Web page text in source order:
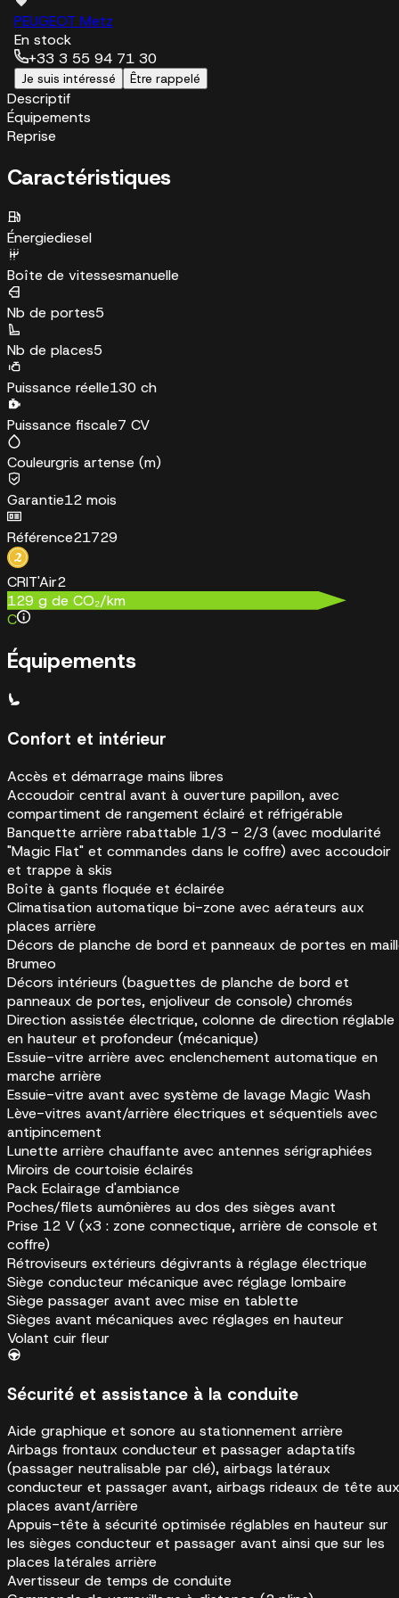
PEUGEOT Metz
En stock
+33 3 55 94 71 30
Je suis intéressé Être rappelé
Descriptif
Équipements
Reprise
Caractéristiques
Énergiediesel
Boîte de vitessesmanuelle
Nb de portes5
Nb de places5
Puissance réelle130 ch
Puissance fiscale7 CV
Couleurgris artense (m)
Garantie12 mois
Référence21729
CRIT'Air2
129 g de CO₂/km
C
Équipements
Confort et intérieur
Accès et démarrage mains libres
Accoudoir central avant à ouverture papillon, avec
compartiment de rangement éclairé et réfrigérable
Banquette arrière rabattable 1/3 - 2/3 (avec modularité
"Magic Flat" et commandes dans le coffre) avec accoudoir
et trappe à skis
Boîte à gants floquée et éclairée
Climatisation automatique bi-zone avec aérateurs aux
places arrière
Décors de planche de bord et panneaux de portes en
Brumeo
Décors intérieurs (baguettes de planche de bord et
panneaux de portes, enjoliveur de console) chromés
Direction assistée électrique, colonne de direction réglable
en hauteur et profondeur (mécanique)
Essuie-vitre arrière avec enclenchement automatique en
marche arrière
Essuie-vitre avant avec système de lavage Magic Wash
Lève-vitres avant/arrière électriques et séquentiels avec
antipincement
Lunette arrière chauffante avec antennes sérigraphiées
Miroirs de courtoisie éclairés
Pack Eclairage d'ambiance
Poches/filets aumônières au dos des sièges avant
Prise 12 V (x3 : zone connectique, arrière de console et
coffre)
Rétroviseurs extérieurs dégivrants à réglage électrique
Siège conducteur mécanique avec réglage lombaire
Siège passager avant avec mise en tablette
Sièges avant mécaniques avec réglages en hauteur
Volant cuir fleur
Sécurité et assistance à la conduite
Aide graphique et sonore au stationnement arrière
Airbags frontaux conducteur et passager adaptatifs
(passager neutralisable par clé), airbags latéraux
conducteur et passager avant, airbags rideaux de tête aux
places avant/arrière
Appuis-tête à sécurité optimisée réglables en hauteur sur
les sièges conducteur et passager avant ainsi que sur les
places latérales arrière
Avertisseur de temps de conduite